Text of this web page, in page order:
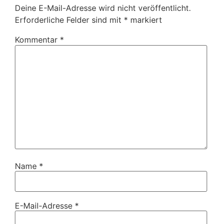
Deine E-Mail-Adresse wird nicht veröffentlicht.
Erforderliche Felder sind mit * markiert
Kommentar *
Name *
E-Mail-Adresse *